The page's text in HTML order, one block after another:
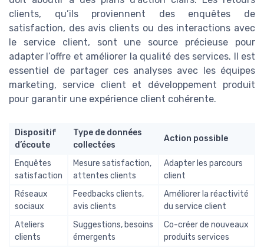
clients, qu’ils proviennent des enquêtes de
satisfaction, des avis clients ou des interactions avec
le service client, sont une source précieuse pour
adapter l’offre et améliorer la qualité des services. Il est
essentiel de partager ces analyses avec les équipes
marketing, service client et développement produit
pour garantir une expérience client cohérente.
Dispositif
d’écoute
Type de données
collectées
Action possible
Enquêtes
satisfaction
Mesure satisfaction,
attentes clients
Adapter les parcours
client
Réseaux
sociaux
Feedbacks clients,
avis clients
Améliorer la réactivité
du service client
Ateliers
clients
Suggestions, besoins
émergents
Co-créer de nouveaux
produits services